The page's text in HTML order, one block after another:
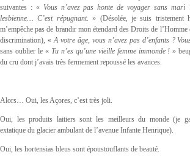
suivantes : « Vous n’avez pas honte de voyager sans mari
lesbienne… C’est répugnant. » (Désolée, je suis tristement
m’empêche pas de brandir mon étendard des Droits de
discrimination), «A votre âge, vous n’avez pas d’enfants ?
sans oublier le « Tu n’es qu’une vieille femme immonde ! »
du cru dont j’avais très fermement repoussé les avances.
Alors… Oui, les Açores, c’est très joli.
Oui, les produits laitiers sont les meilleurs du monde (je
extatique du glacier ambulant de l’avenue Infante Henrique).
Oui, les hortensias bleus sont époustouflants de beauté.